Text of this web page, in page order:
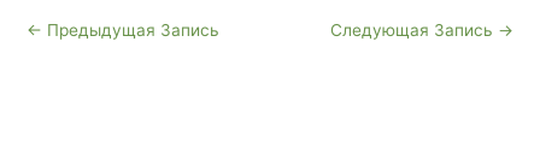
← Предыдущая Запись Следующая Запись →